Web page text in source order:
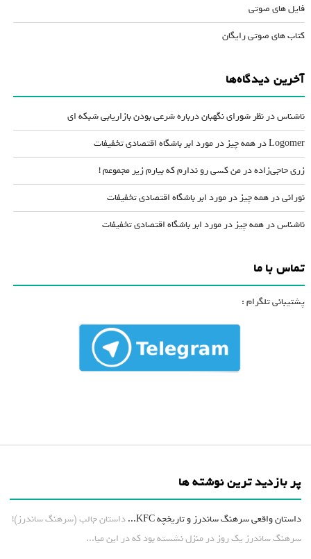
فایل های صوتی
کتاب های صوتی رایگان
آخرین دیدگاه‌ها
ناشناسدرنظر شورای نگهبان درباره شرعی بودن بازاریابی شبکه ای
Logomerدرهمه چیز در مورد ابر باشگاه اقتصادی تخفیفات
زری حاجی‌زادهدرمن کسی رو ندارم که بیارم زیر مجموعم !
نورانیدرهمه چیز در مورد ابر باشگاه اقتصادی تخفیفات
ناشناسدرهمه چیز در مورد ابر باشگاه اقتصادی تخفیفات
تماس با ما
پشتیبانی تلگرام :
پر بازدید ترین نوشته ها
داستان واقعی سرهنگ ساندرز و تاریخچه KFC...
داستان جالب (سرهنگ ساندرز)!
سرهنگ ساندرز یک روز در منزل نشسته بود که در این میا...